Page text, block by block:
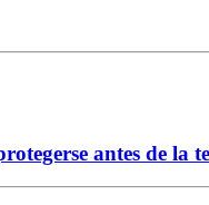
antes de la